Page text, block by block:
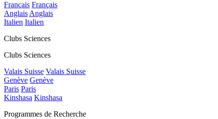
Français Français
AnglaisAnglais
Italien Italien
Clubs Sciences
Clubs Sciences
Valais Suisse Valais Suisse
Genève Genève
Paris Paris
Kinshasa Kinshasa
Programmes de Recherche